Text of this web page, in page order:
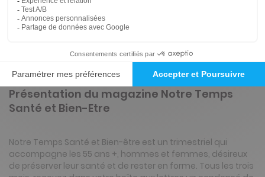
valables sur ce titre.
Présentation du magazine Notre Temps
Santé et Bien-Etre
Notre Temps Santé et Bien-être est un trimestriel qui
accompagne les 55 ans +, hommes et femmes, désireux
de préserver leur santé et de rester en forme. Tous les trois